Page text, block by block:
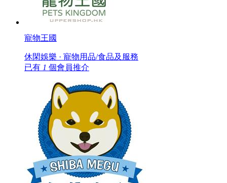
寵物王國
休閑娛樂 · 寵物用品/食品及服務
已有 1 個會員推介